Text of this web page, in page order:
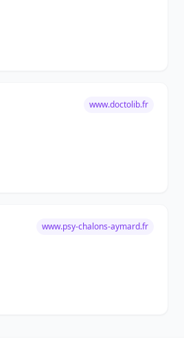
www.doctolib.fr
www.psy-chalons-aymard.fr